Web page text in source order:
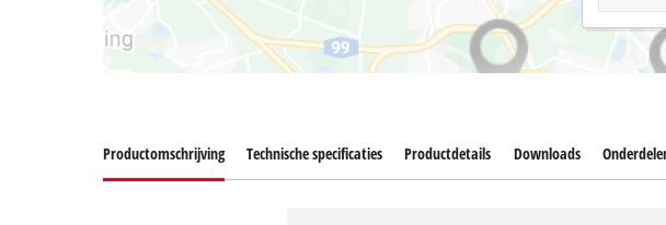
Productomschrijving Technische specificaties Productdetails Downloads